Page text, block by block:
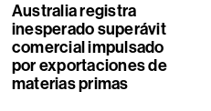
Australia registra
inesperado superávit
comercial impulsado
por exportaciones de
materias primas